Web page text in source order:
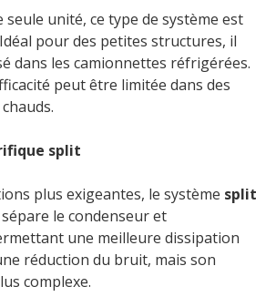
unité, ce type de système est
pour des petites structures, il
dans les camionnettes réfrigérées.
peut être limitée dans des
split
plus exigeantes, le système split
le condenseur et
une meilleure dissipation
réduction du bruit, mais son
complexe.